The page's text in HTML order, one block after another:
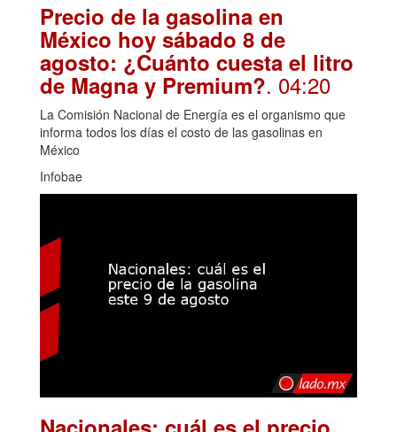
Precio de la gasolina en
México hoy sábado 8 de
agosto: ¿Cuánto cuesta el litro
de Magna y Premium?. 04:20
La Comisión Nacional de Energía es el organismo que
informa todos los días el costo de las gasolinas en
México
Infobae